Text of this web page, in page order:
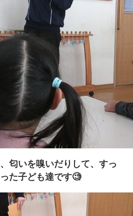
匂いを嗅いだりして、すっ
た子ども達です🧐